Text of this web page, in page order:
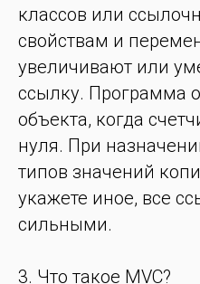
классов или
свойствам и
увеличивают или
ссылку. Программа
объекта, когда
нуля. При
типов значений
укажете иное, все
сильными.
3. Что такое MVC?